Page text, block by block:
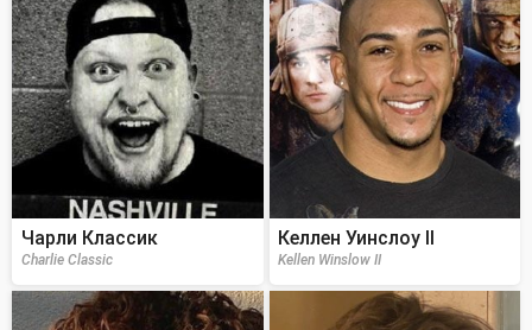
Чарли Классик
Charlie Classic
Келлен Уинслоу II
Kellen Winslow II